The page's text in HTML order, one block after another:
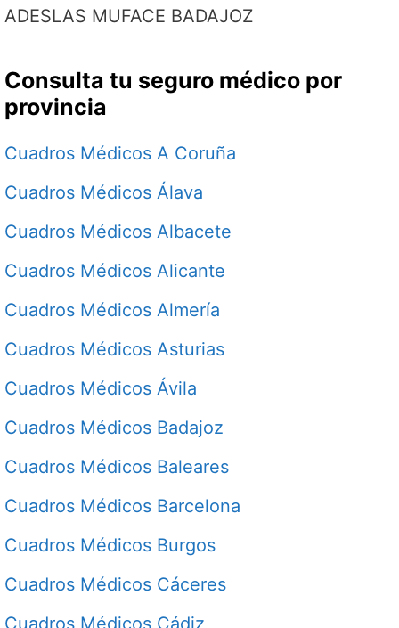
ADESLAS MUFACE BADAJOZ
Consulta tu seguro médico por
provincia
Cuadros Médicos A Coruña
Cuadros Médicos Álava
Cuadros Médicos Albacete
Cuadros Médicos Alicante
Cuadros Médicos Almería
Cuadros Médicos Asturias
Cuadros Médicos Ávila
Cuadros Médicos Badajoz
Cuadros Médicos Baleares
Cuadros Médicos Barcelona
Cuadros Médicos Burgos
Cuadros Médicos Cáceres
Cuadros Médicos Cádiz